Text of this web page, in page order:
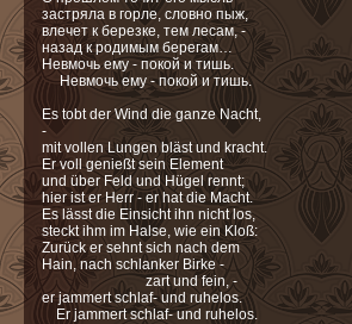
застряла в горле, словно пыж,
влечет к березке, тем лесам, -
назад к родимым берегам…
Невмочь ему - покой и тишь.
Невмочь ему - покой и тишь.
Es tobt der Wind die ganze Nacht,
-
mit vollen Lungen bläst und kracht.
Er voll genießt sein Element
und über Feld und Hügel rennt;
hier ist er Herr - er hat die Macht.
Es lässt die Einsicht ihn nicht los,
steckt ihm im Halse, wie ein Kloß:
Zurück er sehnt sich nach dem
Hain, nach schlanker Birke -
zart und fein, -
er jammert schlaf- und ruhelos.
Er jammert schlaf- und ruhelos.